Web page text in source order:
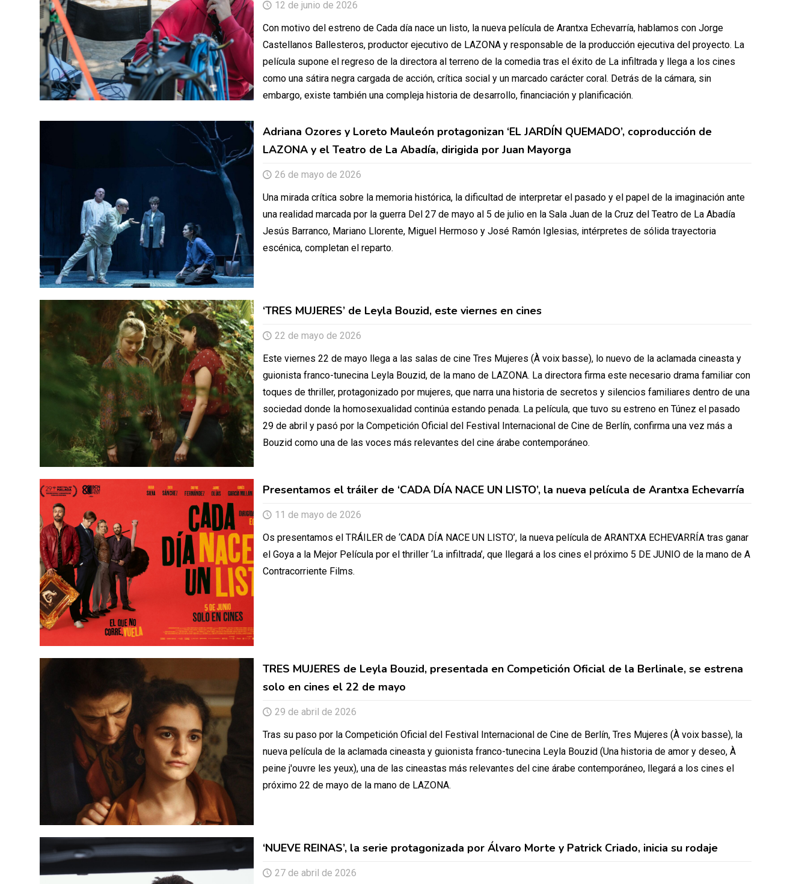
12 de junio de 2026
Con motivo del estreno de Cada día nace un listo, la nueva película de Arantxa Echevarría, hablamos con Jorge
Castellanos Ballesteros, productor ejecutivo de LAZONA y responsable de la producción ejecutiva del proyecto. La
película supone el regreso de la directora al terreno de la comedia tras el éxito de La infiltrada y llega a los cines
como una sátira negra cargada de acción, crítica social y un marcado carácter coral. Detrás de la cámara, sin
embargo, existe también una compleja historia de desarrollo, financiación y planificación.
Adriana Ozores y Loreto Mauleón protagonizan ‘EL JARDÍN QUEMADO’, coproducción de
LAZONA y el Teatro de La Abadía, dirigida por Juan Mayorga
26 de mayo de 2026
Una mirada crítica sobre la memoria histórica, la dificultad de interpretar el pasado y el papel de la imaginación ante
una realidad marcada por la guerra Del 27 de mayo al 5 de julio en la Sala Juan de la Cruz del Teatro de La Abadía
Jesús Barranco, Mariano Llorente, Miguel Hermoso y José Ramón Iglesias, intérpretes de sólida trayectoria
escénica, completan el reparto.
‘TRES MUJERES’ de Leyla Bouzid, este viernes en cines
22 de mayo de 2026
Este viernes 22 de mayo llega a las salas de cine Tres Mujeres (À voix basse), lo nuevo de la aclamada cineasta y
guionista franco-tunecina Leyla Bouzid, de la mano de LAZONA. La directora firma este necesario drama familiar con
toques de thriller, protagonizado por mujeres, que narra una historia de secretos y silencios familiares dentro de una
sociedad donde la homosexualidad continúa estando penada. La película, que tuvo su estreno en Túnez el pasado
29 de abril y pasó por la Competición Oficial del Festival Internacional de Cine de Berlín, confirma una vez más a
Bouzid como una de las voces más relevantes del cine árabe contemporáneo.
Presentamos el tráiler de ‘CADA DÍA NACE UN LISTO’, la nueva película de Arantxa Echevarría
11 de mayo de 2026
Os presentamos el TRÁILER de ‘CADA DÍA NACE UN LISTO’, la nueva película de ARANTXA ECHEVARRÍA tras ganar
el Goya a la Mejor Película por el thriller ‘La infiltrada’, que llegará a los cines el próximo 5 DE JUNIO de la mano de A
Contracorriente Films.
TRES MUJERES de Leyla Bouzid, presentada en Competición Oficial de la Berlinale, se estrena
solo en cines el 22 de mayo
29 de abril de 2026
Tras su paso por la Competición Oficial del Festival Internacional de Cine de Berlín, Tres Mujeres (À voix basse), la
nueva película de la aclamada cineasta y guionista franco-tunecina Leyla Bouzid (Una historia de amor y deseo, À
peine j'ouvre les yeux), una de las cineastas más relevantes del cine árabe contemporáneo, llegará a los cines el
próximo 22 de mayo de la mano de LAZONA.
‘NUEVE REINAS’, la serie protagonizada por Álvaro Morte y Patrick Criado, inicia su rodaje
27 de abril de 2026